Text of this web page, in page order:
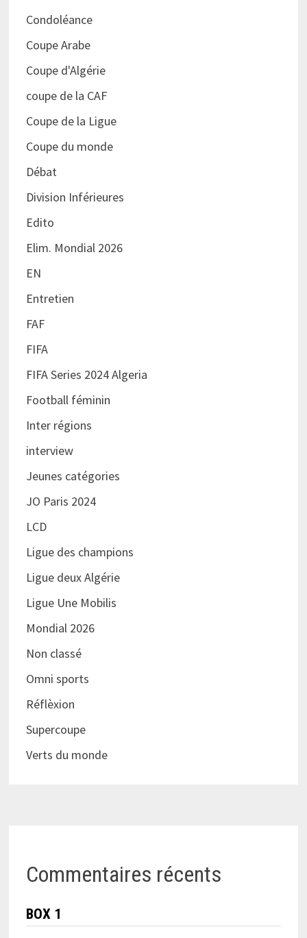
Condoléance
Coupe Arabe
Coupe d'Algérie
coupe de la CAF
Coupe de la Ligue
Coupe du monde
Débat
Division Inférieures
Edito
Elim. Mondial 2026
EN
Entretien
FAF
FIFA
FIFA Series 2024 Algeria
Football féminin
Inter régions
interview
Jeunes catégories
JO Paris 2024
LCD
Ligue des champions
Ligue deux Algérie
Ligue Une Mobilis
Mondial 2026
Non classé
Omni sports
Réflèxion
Supercoupe
Verts du monde
Commentaires récents
BOX 1